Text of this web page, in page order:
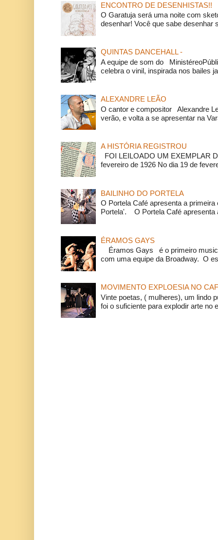
ENCONTRO DE DESENHISTAS!!
O Garatuja será uma noite com
desenhar! Você que sabe desenhar
QUINTAS DANCEHALL -
A equipe de som do
celebra o vinil, inspirada nos bailes
ALEXANDRE LEÃO
O cantor e compositor Alexandre
verão, e volta a se apresentar na
A HISTÓRIA REGISTROU
FOI LEILOADO UM EXEMPLAR
fevereiro de 1926 No dia 19 de
BAILINHO DO PORTELA
O Portela Café apresenta a
Portela'. O Portela Café apresenta
ÉRAMOS GAYS
Éramos Gays é o primeiro
com uma equipe da Broadway. O
MOVIMENTO EXPLOESIA NO
Vinte poetas, ( mulheres), um lindo
foi o suficiente para explodir arte no